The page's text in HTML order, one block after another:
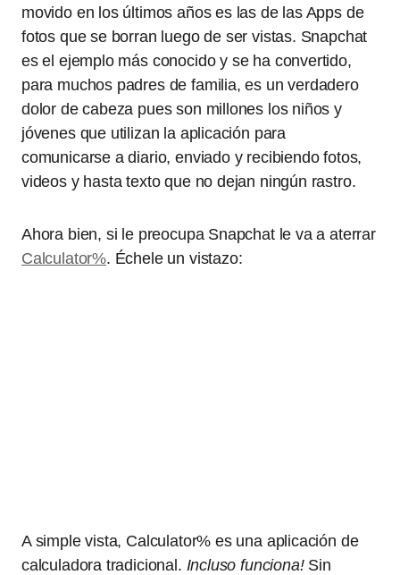
movido en los últimos años es las de las Apps de
fotos que se borran luego de ser vistas. Snapchat
es el ejemplo más conocido y se ha convertido,
para muchos padres de familia, es un verdadero
dolor de cabeza pues son millones los niños y
jóvenes que utilizan la aplicación para
comunicarse a diario, enviado y recibiendo fotos,
videos y hasta texto que no dejan ningún rastro.
Ahora bien, si le preocupa Snapchat le va a aterrar
Calculator%. Échele un vistazo:
A simple vista, Calculator% es una aplicación de
calculadora tradicional. Incluso funciona!Sin